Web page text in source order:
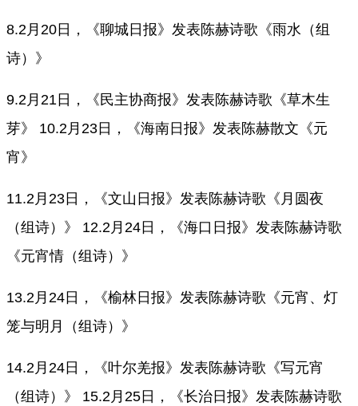
8.2月20日，《聊城日报》发表陈赫诗歌《雨水（组
诗）》
9.2月21日，《民主协商报》发表陈赫诗歌《草木生
芽》 10.2月23日，《海南日报》发表陈赫散文《元
宵》
11.2月23日，《文山日报》发表陈赫诗歌《月圆夜
（组诗）》 12.2月24日，《海口日报》发表陈赫诗歌
《元宵情（组诗）》
13.2月24日，《榆林日报》发表陈赫诗歌《元宵、灯
笼与明月（组诗）》
14.2月24日，《叶尔羌报》发表陈赫诗歌《写元宵
（组诗）》 15.2月25日，《长治日报》发表陈赫诗歌